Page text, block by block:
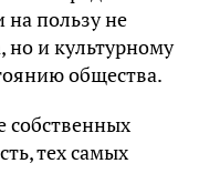
на пользу не
но и культурному
общества.
собственных
тех самых